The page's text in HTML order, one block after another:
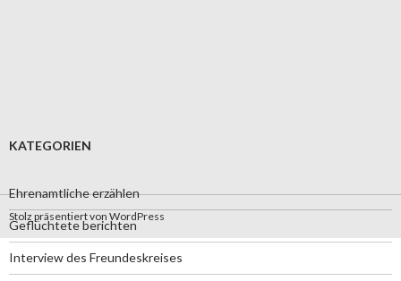
KATEGORIEN
Ehrenamtliche erzählen
Geflüchtete berichten
Interview des Freundeskreises
Stolz präsentiert von WordPress